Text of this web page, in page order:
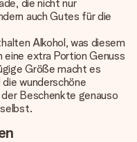
die nicht nur
auch Gutes für die
Alkohol, was diesem
extra Portion Genuss
Größe macht es
wunderschöne
Beschenkte genauso